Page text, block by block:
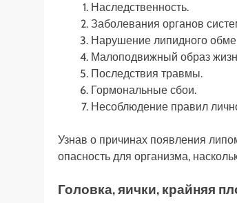
Наследственность.
Заболевания органов
Нарушение липидного
Малоподвижный образ
Последствия травмы.
Гормональные сбои.
Несоблюдение правил
Узнав о причинах появления
опасность для организма,
Головка, яички, крайняя